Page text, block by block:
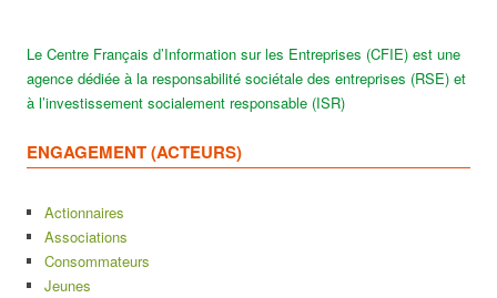
Le Centre Français d’Information sur les Entreprises (CFIE) est une
agence dédiée à la responsabilité sociétale des entreprises (RSE) et
à l’investissement socialement responsable (ISR)
ENGAGEMENT (ACTEURS)
Actionnaires
Associations
Consommateurs
Jeunes